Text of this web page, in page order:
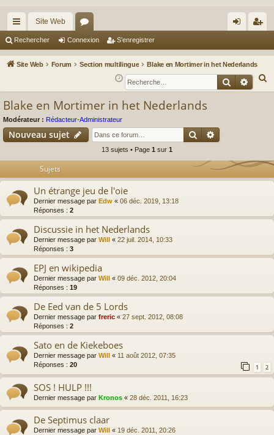
cc
ès
Site Web
or
u ne
xi
nr
eg
Rechercher Connexion S’enregistrer
Site Web Forum Section multilingue
Blake en Mortimer in het Nederlands
e
Blake en Mortimer in het Nederlands
Modérateur : Rédacteur-Administrateur
Nouveau sujet Rechercher
13 sujets • Page 1 sur 1
Sujets
Un étrange jeu de l'oie
Dernier message par Edw « 06 déc. 2019, 13:18
Réponses : 2
Discussie in het Nederlands
Dernier message par Will « 22 juil. 2014, 10:33
Réponses : 3
EPJ en wikipedia
Dernier message par Will « 09 déc. 2012, 20:04
Réponses : 19
De Eed van de 5 Lords
Dernier message par freric « 27 sept. 2012, 08:08
Réponses : 2
Sato en de Kiekeboes
Dernier message par Will « 11 août 2012, 07:35
Réponses : 20 1 2
SOS ! HULP !!!
Dernier message par Kronos « 28 déc. 2011, 16:23
De Septimus claar
Dernier message par Will « 19 déc. 2011, 20:26